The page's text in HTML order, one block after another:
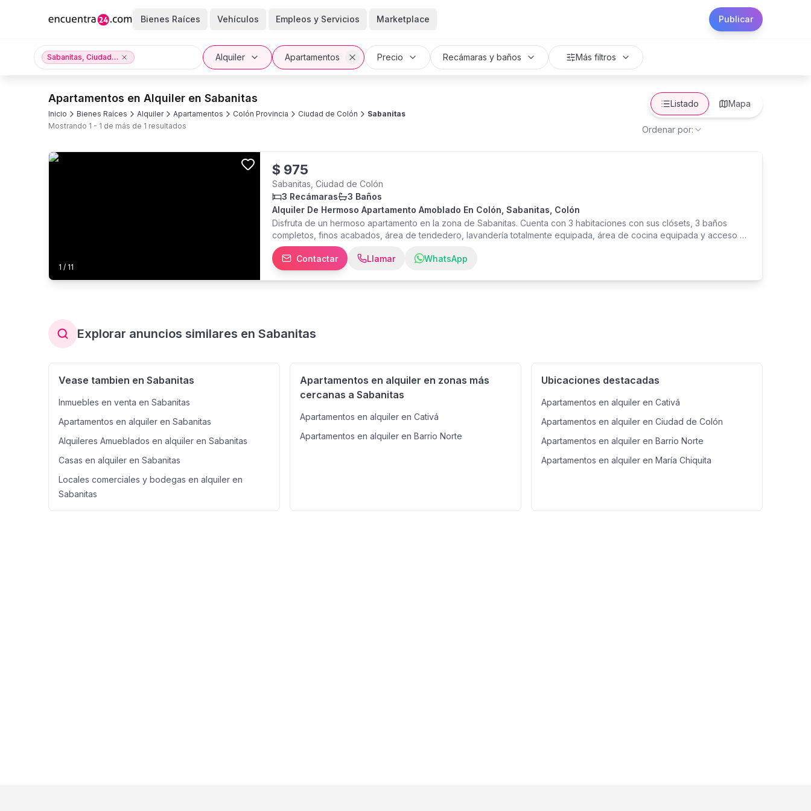
Bienes Raíces Vehículos Empleos y Servicios Marketplace Publicar
Sabanitas, Ciudad de Colón, Colón Provincia Alquiler Apartamentos Precio Recámaras y baños Más filtros
Apartamentos en Alquiler en Sabanitas
Inicio Bienes Raíces Alquiler Apartamentos Colón Provincia Ciudad de Colón
Sabanitas
Mostrando 1 - 1 de más de 1 resultados
Listado Mapa
Ordenar por:
1 / 11
$ 975
Sabanitas, Ciudad de Colón
3 Recámaras
3 Baños
Alquiler De Hermoso Apartamento Amoblado En Colón, Sabanitas, Colón
Disfruta de un hermoso apartamento en la zona de Sabanitas. Cuenta con 3 habitaciones con sus clósets, 3 baños
completos, finos acabados, área de tendedero, lavandería totalmente equipada, área de cocina equipada y acceso a
área social con piscina, áreas de juegos para niños y zona de bbq. Las mascotas con bienvenidas. En alquiler por 975$
mensuales, que incluye mantenimiento del PH, gas comunal, acceso a áreas sociales, agua e internet.
Contactar Llamar WhatsApp
Explorar anuncios similares en Sabanitas
Vease tambien en Sabanitas
Inmuebles en venta en Sabanitas
Apartamentos en alquiler en Sabanitas
Alquileres Amueblados en alquiler en Sabanitas
Casas en alquiler en Sabanitas
Locales comerciales y bodegas en alquiler en
Sabanitas
Apartamentos en alquiler en zonas más
cercanas a Sabanitas
Apartamentos en alquiler en Cativá
Apartamentos en alquiler en Barrio Norte
Ubicaciones destacadas
Apartamentos en alquiler en Cativá
Apartamentos en alquiler en Ciudad de Colón
Apartamentos en alquiler en Barrio Norte
Apartamentos en alquiler en María Chiquita